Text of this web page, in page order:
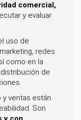
comercial,
y evaluar
uso de
redes
como en la
de
ventas están
Son